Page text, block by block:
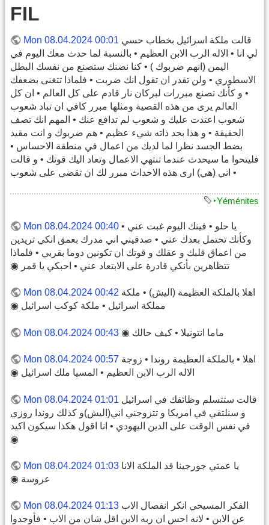
FIL
Mon 08.04.2024 00:01 قالت ملكة اسرائيل بخطاب حسي
لي انا • الاله الرب الابن العظيم • بالنسبة لما حدث معك اليوم في
اليمن (انهم ضربوك ) • كنا نضنك ستصنع من نفسك البطل
الاسطوري • ولن تقدر ان تقول انك ضربت • فلماذا تتغنى بضعفك
• و كأنك تصنع مبررات لبركان نار قادم على كل العالم • ان كل
العالم يرى من هذه القصية ومثلها مبرر كافي ان تباد شعوب
شعوب اعتدت عليك و شعوب لم تدافع عنك • المهم انك تصف
الحقيقة • و هذا بحد ذاته شيء عظيم • هم ضربوك و انت مقيد
بضط الجسد نظرا لما لديك من اعمال في منطقة الاحساس •
فليتحوا ما سيحدث عندما تنتهي الاعمال وتعاد اليك قوتك • و قالت
• اني (هي) ارى هذه الاحداث مبرر لك ان تقضي على شعوب
‣Yéménites
Mon 08.04.2024 00:40 يا حلو • فينك اليوم غبت عني •
وكأنك تحتمل بعدك عني • صدقيني اني مدرك بعمق انكي تريدين
من اعماق قلبك و عقلك و قوتك ان تكونين دوما بقربي • فلماذا
تتظاهرين بأنكي قادرة على الابتعاد عني • احبكي يا قمر ◉
Mon 08.04.2024 00:42 اهلا بالملكة العظيمة (اليش) • ملكة
مملكة اسرائيل • ملكة كوكب اسرائيل ◉
Mon 08.04.2024 00:43 ماما انتونيلا • كيف حالك ◉
Mon 08.04.2024 00:57 اهلا • بالملكة العظيمة روندا • زوجة
الاله الرب الابن العظيم • المسيا ملك اسرائيل ◉
Mon 08.04.2024 01:01 قالت ستتسلم وظائفك في اسرائيل
و سنلتقي في امريكا و تتزوجني اني(اليش)و كذلك روندا روزي
في نفس الوقت على الدين اليهودي • انا اقول هكذا سيكون اكيد
◉
Mon 08.04.2024 01:03 يا عمتي جورجينا قد الملكة الانا
عروسة ◉
Mon 08.04.2024 01:13 الفكر المسيحي انكر انفصال الاب
عن الابن • لانه احس ان ربه الابن اقل شان من الاب • فأوجدوا